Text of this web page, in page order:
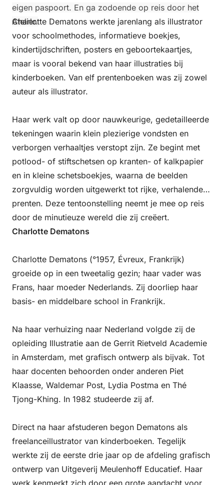
eigen paspoort. En ga zodoende op reis door het
Atelier.
Charlotte Dematons werkte jarenlang als illustrator
voor schoolmethodes, informatieve boekjes,
kindertijdschriften, posters en geboortekaartjes,
maar is vooral bekend van haar illustraties bij
kinderboeken. Van elf prentenboeken was zij zowel
auteur als illustrator.
Haar werk valt op door nauwkeurige, gedetailleerde
tekeningen waarin klein plezierige vondsten en
verborgen verhaaltjes verstopt zijn. Ze begint met
potlood- of stiftschetsen op kranten- of kalkpapier
en in kleine schetsboekjes, waarna de beelden
zorgvuldig worden uitgewerkt tot rijke, verhalende
prenten. Deze tentoonstelling neemt je mee op reis
door de minutieuze wereld die zij creëert.
Charlotte Dematons
Charlotte Dematons (°1957, Évreux, Frankrijk)
groeide op in een tweetalig gezin; haar vader was
Frans, haar moeder Nederlands. Zij doorliep haar
basis- en middelbare school in Frankrijk.
Na haar verhuizing naar Nederland volgde zij de
opleiding Illustratie aan de Gerrit Rietveld Academie
in Amsterdam, met grafisch ontwerp als bijvak. Tot
haar docenten behoorden onder anderen Piet
Klaasse, Waldemar Post, Lydia Postma en Thé
Tjong-Khing. In 1982 studeerde zij af.
Direct na haar afstuderen begon Dematons als
freelanceillustrator van kinderboeken. Tegelijk
werkte zij de eerste drie jaar op de afdeling grafisch
ontwerp van Uitgeverij Meulenhoff Educatief. Haar
werk kenmerkt zich door een grote aandacht voor